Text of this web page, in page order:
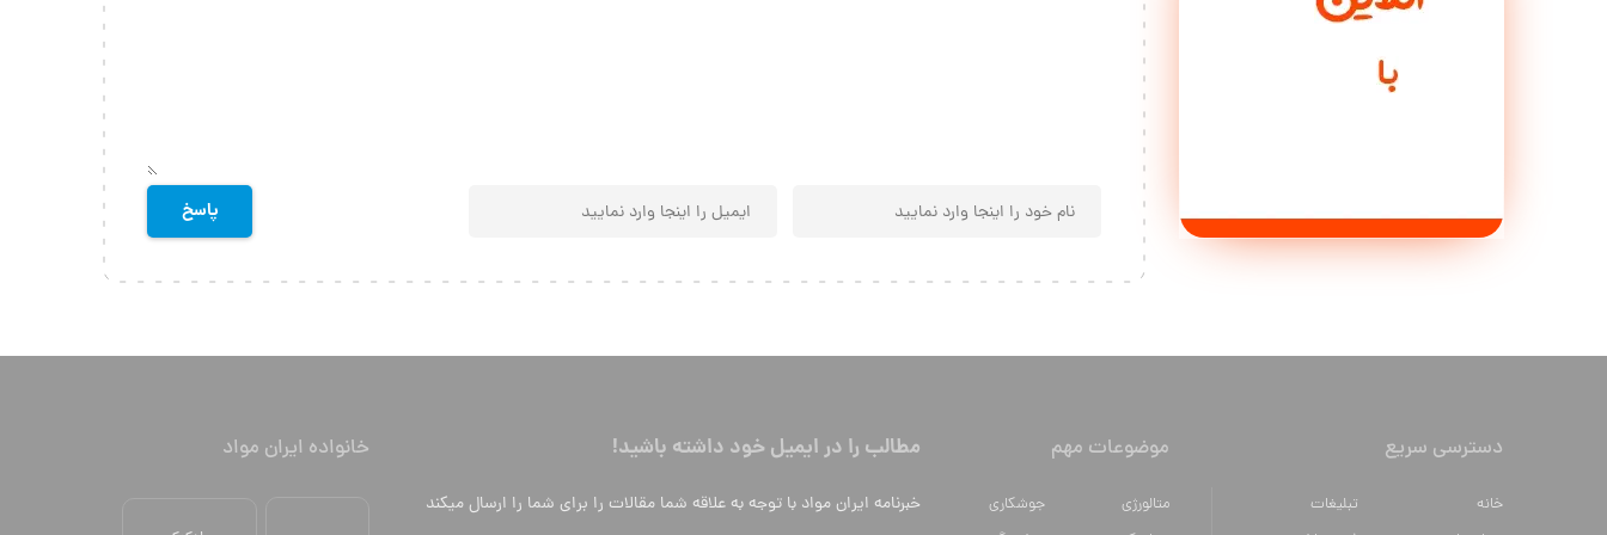
دسترسی سریع
خانه
تبلیغات
موضوعات مهم
متالورژي
جوشکاری
مطالب را در ایمیل خود داشته باشید!
خبرنامه ایران مواد با توجه به علاقه شما مقالات را برای شما را ارسال میکند
خانواده ایران مواد